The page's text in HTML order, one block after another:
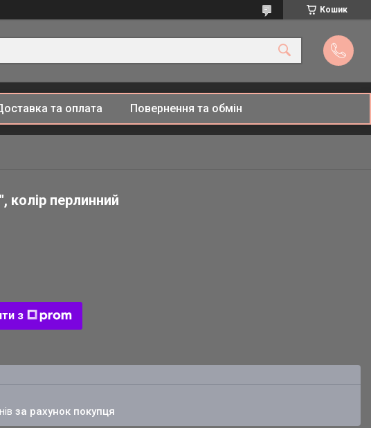
Кошик
та оплата Повернення та обмін
колір перлинний
з
за рахунок покупця